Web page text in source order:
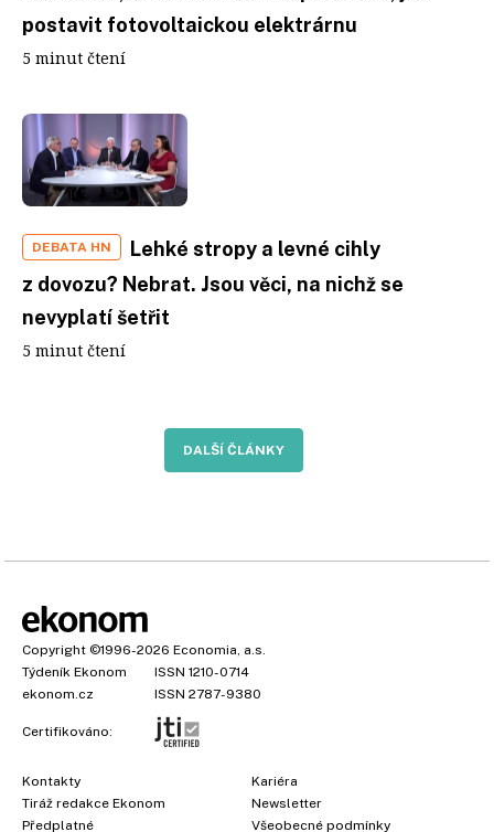
postavit fotovoltaickou elektrárnu
5 minut čtení
DEBATA HN
Lehké stropy a levné cihly
z dovozu? Nebrat. Jsou věci, na nichž se
nevyplatí šetřit
5 minut čtení
DALŠÍ ČLÁNKY
Copyright ©1996-2026 Economia, a.s.
Týdeník Ekonom
ISSN 1210-0714
ekonom.cz
ISSN 2787-9380
Certifikováno:
Kontakty
Tiráž redakce Ekonom
Předplatné
Kariéra
Newsletter
Všeobecné podmínky